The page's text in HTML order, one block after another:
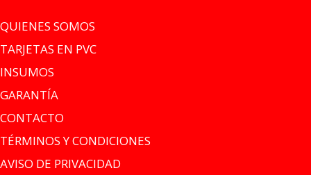
QUIENES SOMOS
TARJETAS EN PVC
INSUMOS
GARANTÍA
CONTACTO
TÉRMINOS Y CONDICIONES
AVISO DE PRIVACIDAD